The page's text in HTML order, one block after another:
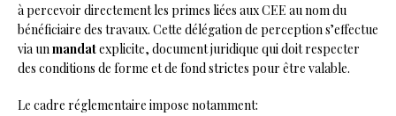
à percevoir directement les primes liées aux CEE au nom du
bénéficiaire des travaux. Cette délégation de perception s’effectue
via un mandatexplicite, document juridique qui doit respecter
des conditions de forme et de fond strictes pour être valable.
Le cadre réglementaire impose notamment: